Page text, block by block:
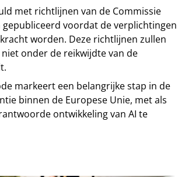
met richtlijnen van de Commissie
voordat de verplichtingen
worden. Deze richtlijnen zullen
onder de reikwijdte van de
markeert een belangrijke stap in de
binnen de Europese Unie, met als
ontwikkeling van AI te